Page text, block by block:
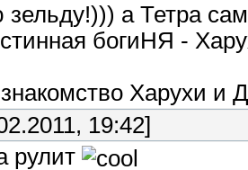
а Тетра
богиНЯ -
Харухи и
19:42]
рулит